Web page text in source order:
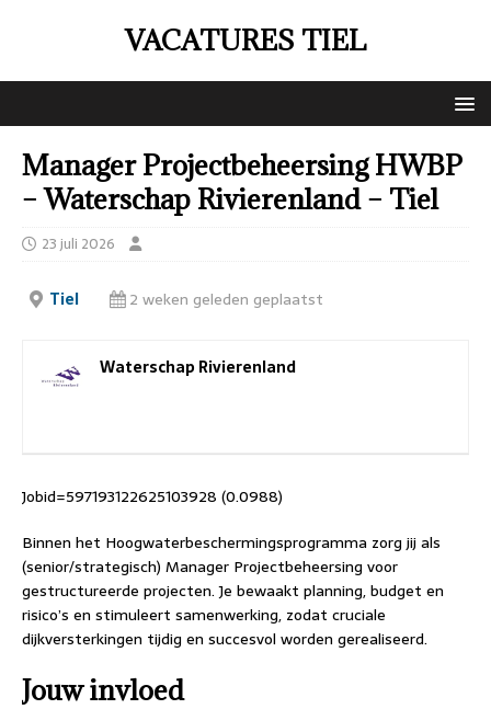
VACATURES TIEL
Manager Projectbeheersing HWBP
– Waterschap Rivierenland – Tiel
23 juli 2026
Tiel 2 weken geleden geplaatst
Waterschap Rivierenland
Jobid=597193122625103928 (0.0988)
Binnen het Hoogwaterbeschermingsprogramma zorg jij als
(senior/strategisch) Manager Projectbeheersing voor
gestructureerde projecten. Je bewaakt planning, budget en
risico’s en stimuleert samenwerking, zodat cruciale
dijkversterkingen tijdig en succesvol worden gerealiseerd.
Jouw invloed